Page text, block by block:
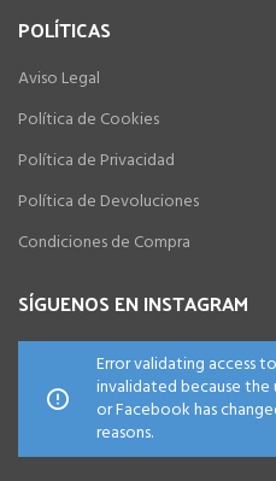
POLÍTICAS
Aviso Legal
Política de Cookies
Política de Privacidad
Política de Devoluciones
Condiciones de Compra
SÍGUENOS EN INSTAGRAM
Error validating access
invalidated because the
or Facebook has
reasons.